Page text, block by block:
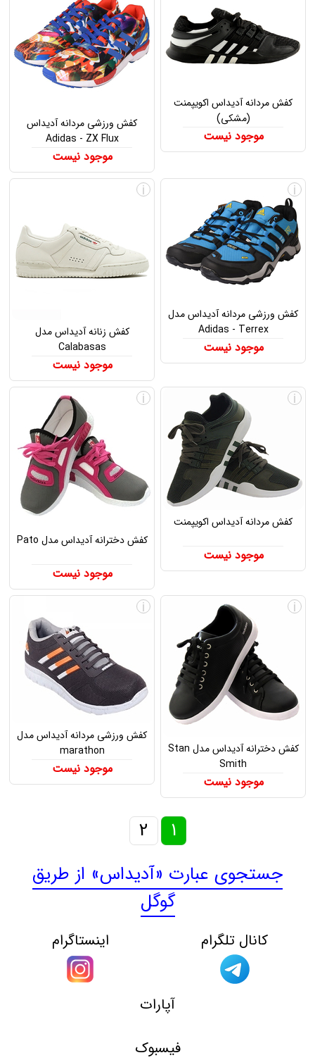
کفش مردانه آدیداس اکویپمنت
(مشکی)
موجود نیست
کفش ورزشی مردانه آدیداس
Adidas - ZX Flux
موجود نیست
کفش ورزشی مردانه آدیداس مدل
Adidas - Terrex
موجود نیست
i
کفش زنانه آدیداس مدل
Calabasas
موجود نیست
i
کفش مردانه آدیداس اکویپمنت
موجود نیست
i
کفش دخترانه آدیداس مدل Pato
موجود نیست
i
کفش دخترانه آدیداس مدل Stan
Smith
موجود نیست
i
کفش ورزشی مردانه آدیداس مدل
marathon
موجود نیست
i
1
2
جستجوی عبارت «آدیداس» از طریق
گوگل
کانال تلگرام اینستاگرام
آپارات
فیسبوک